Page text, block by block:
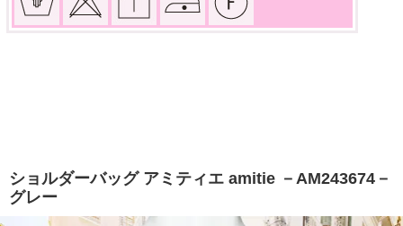
ショルダーバッグ アミティエ amitie －AM243674－
グレー